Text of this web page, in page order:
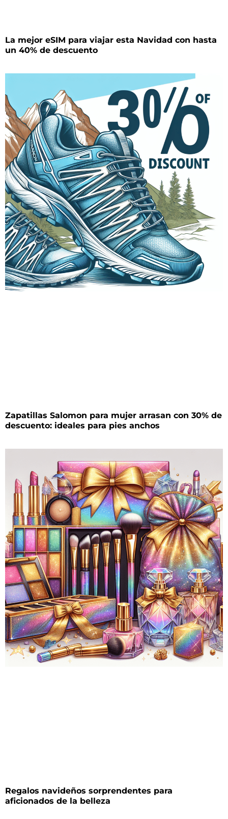
La mejor eSIM para viajar esta Navidad con hasta
un 40% de descuento
Zapatillas Salomon para mujer arrasan con 30% de
descuento: ideales para pies anchos
Regalos navideños sorprendentes para
aficionados de la belleza